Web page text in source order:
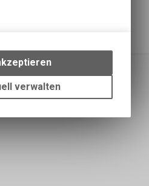
Interaktionen und
auf Ihrem Gerät,
grundlegenden
unseres Online-
zu
Bitte beachten Sie,
gespeicherten Daten
verwalten